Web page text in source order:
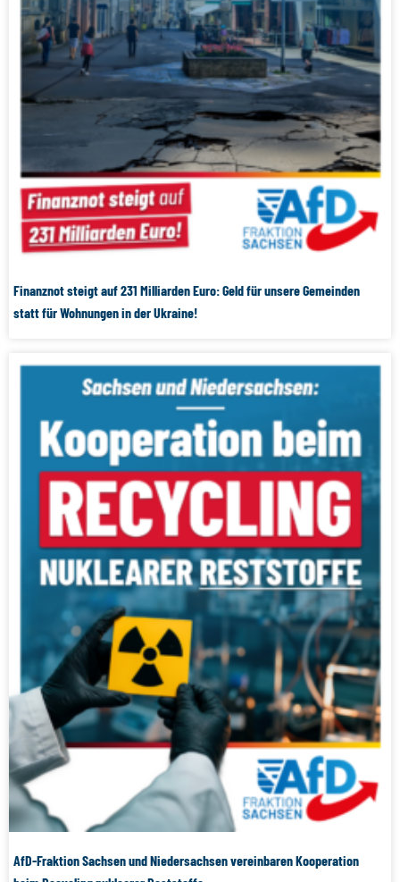
Finanznot steigt auf 231 Milliarden Euro: Geld für unsere Gemeinden
statt für Wohnungen in der Ukraine!
AfD-Fraktion Sachsen und Niedersachsen vereinbaren Kooperation